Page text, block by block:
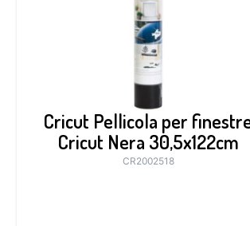
Cricut Pellicola per
Cricut Nera 30,5x122cm
CR2002518